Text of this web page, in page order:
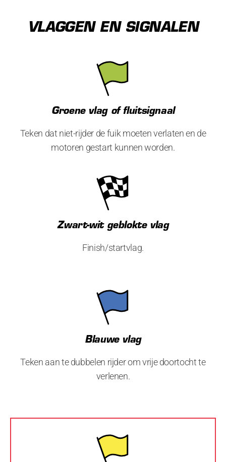
VLAGGEN EN SIGNALEN
Groene vlag of fluitsignaal
Teken dat niet-rijder de fuik moeten verlaten en de
motoren gestart kunnen worden.
Zwart-wit geblokte vlag
Finish/startvlag.
Blauwe vlag
Teken aan te dubbelen rijder om vrije doortocht te
verlenen.